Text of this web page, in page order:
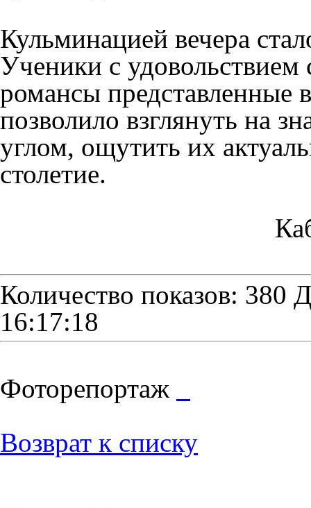
Кульминацией вечера
Ученики с
романсы представленные
позволило взглянуть на
углом, ощутить их
столетие.
Количество показов: 380
16:17:18
Фоторепортаж
Возврат к списку